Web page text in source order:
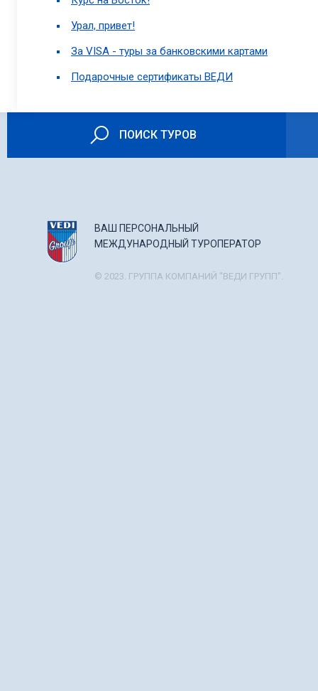
Урал, привет!
За VISA - туры за банковскими картами
Подарочные сертификаты ВЕДИ
ПОИСК ТУРОВ
ВАШ ПЕРСОНАЛЬНЫЙ
МЕЖДУНАРОДНЫЙ ТУРОПЕРАТОР
© 2023. ГРУППА КОМПАНИЙ "ВЕДИ ГРУПП".